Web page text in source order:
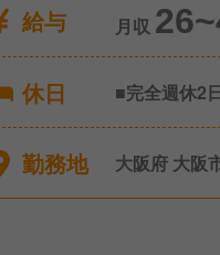
給与
月収
休日
■完全週休2
勤務地 大阪府 大阪